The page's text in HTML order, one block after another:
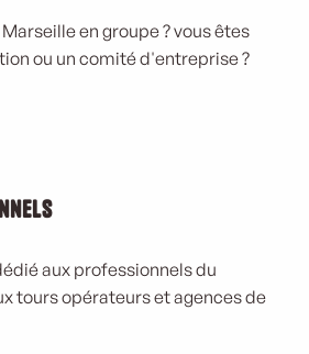
en groupe ? vous êtes
ou un comité d'entreprise ?
aux professionnels du
tours opérateurs et agences de